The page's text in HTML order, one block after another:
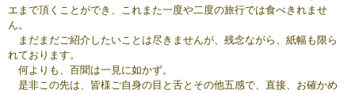
エまで頂くことができ、これまた一度や二度の旅行では食べきれませ
ん。
まだまだご紹介したいことは尽きませんが、残念ながら、紙幅も限ら
れております。
何よりも、百聞は一見に如かず。
是非この先は、皆様ご自身の目と舌とその他五感で、直接、お確かめ